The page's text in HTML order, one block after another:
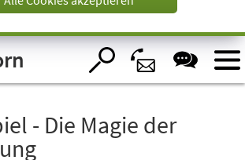
- Die Magie der